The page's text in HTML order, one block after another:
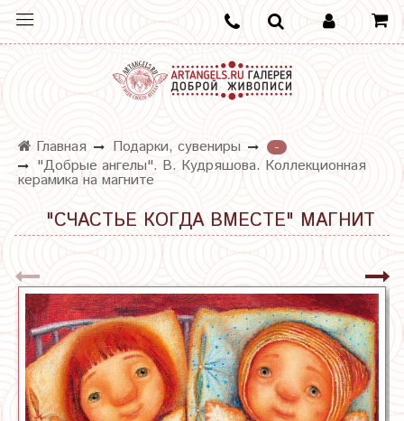
Главная Подарки, сувениры
-
"Добрые ангелы". В. Кудряшова. Коллекционная
керамика на магните
"СЧАСТЬЕ КОГДА ВМЕСТЕ" МАГНИТ